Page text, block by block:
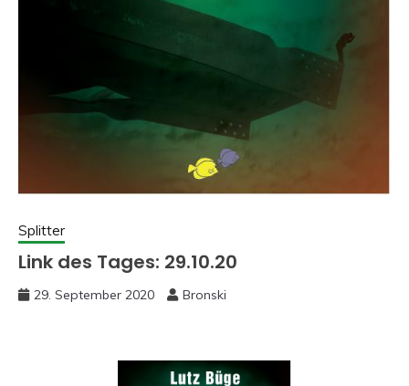
Splitter
Link des Tages: 29.10.20
29. September 2020 Bronski